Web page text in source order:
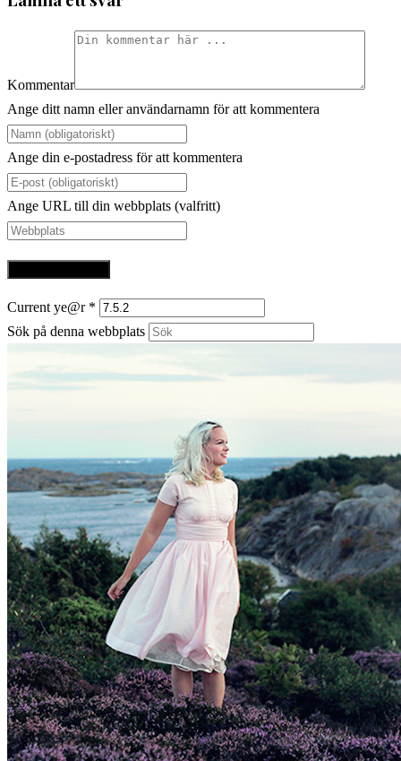
Kommentar
Ange ditt namn eller användarnamn för att kommentera
Ange din e-postadress för att kommentera
Ange URL till din webbplats (valfritt)
Current ye@r *
Sök på denna webbplats